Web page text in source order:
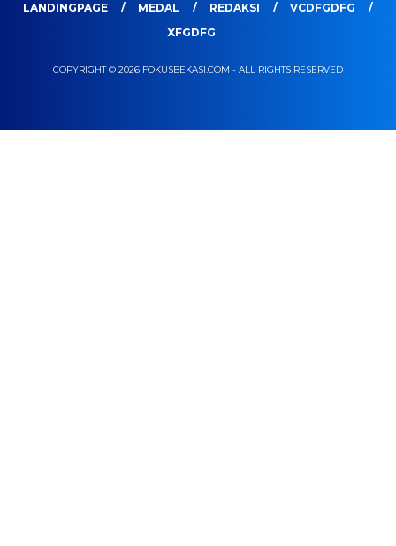
LANDINGPAGE
MEDAL REDAKSI
VCDFGDFG
XFGDFG
COPYRIGHT © 2026 FOKUSBEKASI.COM - ALL RIGHTS RESERVED